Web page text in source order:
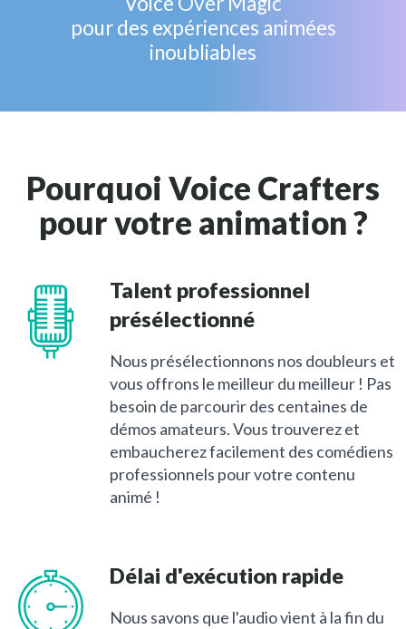
pour des expériences animées
inoubliables
Pourquoi Voice Crafters
pour votre animation ?
Talent professionnel
présélectionné
Nous présélectionnons nos doubleurs et
vous offrons le meilleur du meilleur ! Pas
besoin de parcourir des centaines de
démos amateurs. Vous trouverez et
embaucherez facilement des comédiens
professionnels pour votre contenu
animé !
Délai d'exécution rapide
Nous savons que l'audio vient à la fin du